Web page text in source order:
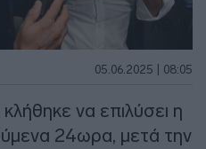
05.06.2025 | 08:05
να επιλύσει η
24ωρα, μετά την